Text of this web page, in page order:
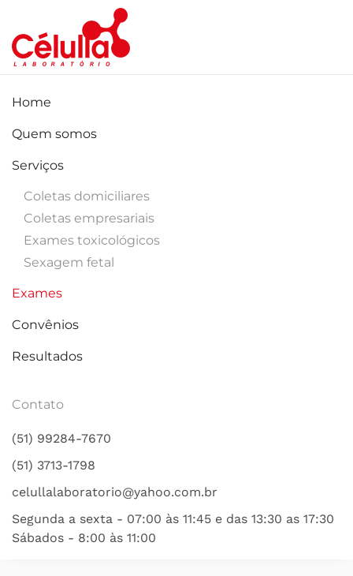
Skip to main content
Home
Quem somos
Serviços
Coletas domiciliares
Coletas empresariais
Exames toxicológicos
Sexagem fetal
Exames
Convênios
Resultados
Contato
(51) 99284-7670
(51) 3713-1798
celullalaboratorio@yahoo.com.br
Segunda a sexta - 07:00 às 11:45 e das 13:30 as 17:30
Sábados - 8:00 às 11:00